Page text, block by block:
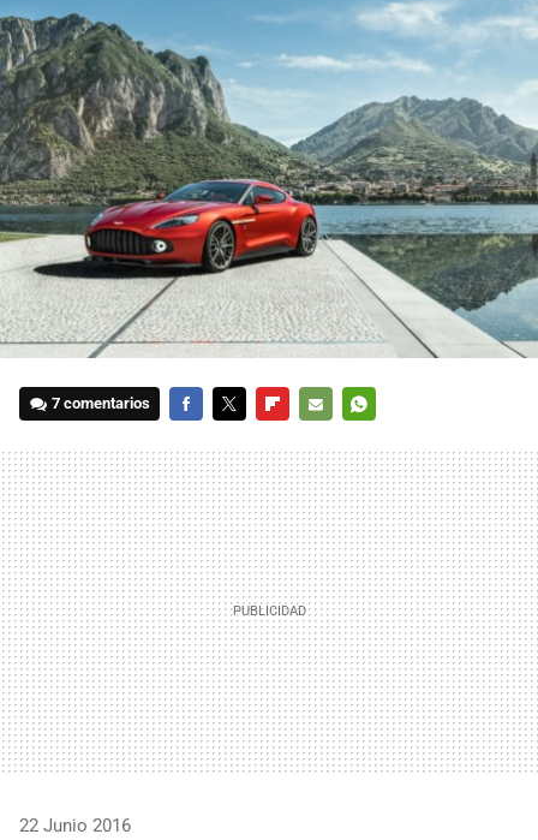
7 comentarios
MAIL
22 Junio 2016